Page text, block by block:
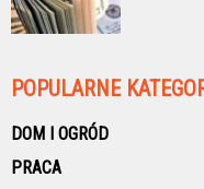
POPULARNE
DOM I OGRÓD
PRACA